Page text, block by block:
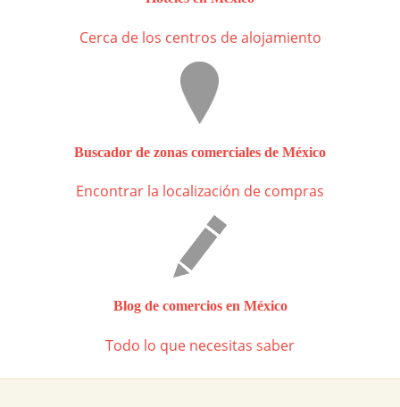
Cerca de los centros de alojamiento
Buscador de zonas comerciales de México
Encontrar la localización de compras
Blog de comercios en México
Todo lo que necesitas saber